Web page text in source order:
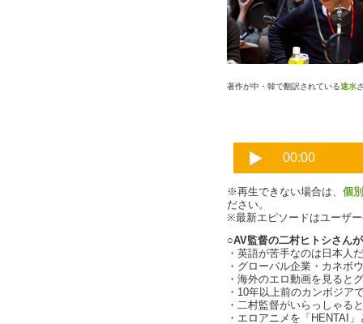
著作が中・韓で翻訳されている速水
※再生できない場合は、 個
ださい。
※最新エピソードはユーザ
○AV監督の二村ヒトシさん
・英語が苦手なのは日本人
・グローバル企業・カネボ
・海外のエロ動画を見ると
・10年以上前のカンボジア
・二村監督がいらっしゃる
・エロアニメを「HENTAI